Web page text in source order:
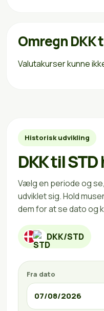
Omregn DKK
Valutakurser kunne
Historisk udvikling
DKK til
Vælg en periode og
udviklet sig. Hold
dem for at se dato og
DKK/STD
Fra dato